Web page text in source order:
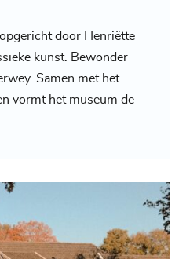
door Henriëtte
kunst. Bewonder
Samen met het
vormt het museum de